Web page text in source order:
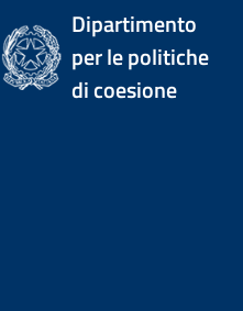
Dipartimento
per le politiche
di coesione